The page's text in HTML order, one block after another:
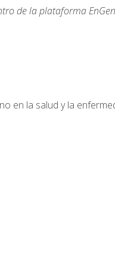
de la plataforma
en la salud y la